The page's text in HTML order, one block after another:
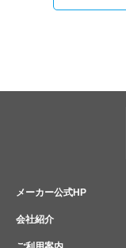
メーカー公式HP
会社紹介